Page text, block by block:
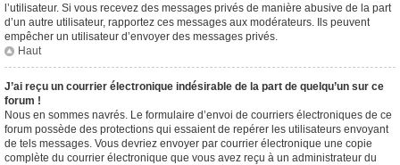
l’utilisateur. Si vous recevez des messages privés de manière abusive de la part
d’un autre utilisateur, rapportez ces messages aux modérateurs. Ils peuvent
empêcher un utilisateur d’envoyer des messages privés.
Haut
J’ai reçu un courrier électronique indésirable de la part de quelqu’un sur ce
forum !
Nous en sommes navrés. Le formulaire d’envoi de courriers électroniques de ce
forum possède des protections qui essaient de repérer les utilisateurs envoyant
de tels messages. Vous devriez envoyer par courrier électronique une copie
complète du courrier électronique que vous avez reçu à un administrateur du